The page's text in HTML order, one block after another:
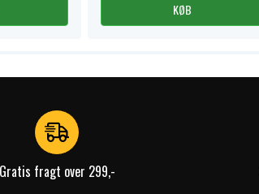
KØB
Gratis fragt over 299,-